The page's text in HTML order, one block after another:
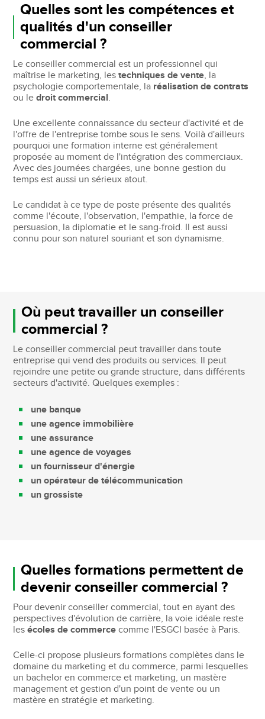
Quelles sont les compétences et
qualités d'un conseiller
commercial ?
Le conseiller commercial est un professionnel qui
maîtrise le marketing, lestechniques de vente, la
psychologie comportementale, la réalisation de contrats
ou ledroit commercial.
Une excellente connaissance du secteur d'activité et de
l'offre de l'entreprise tombe sous le sens. Voilà d'ailleurs
pourquoi une formation interne est généralement
proposée au moment de l'intégration des commerciaux.
Avec des journées chargées, une bonne gestion du
temps est aussi un sérieux atout.
Le candidat à ce type de poste présente des qualités
comme l'écoute, l'observation, l'empathie, la force de
persuasion, la diplomatie et le sang-froid. Il est aussi
connu pour son naturel souriant et son dynamisme.
Où peut travailler un conseiller
commercial ?
Le conseiller commercial peut travailler dans toute
entreprise qui vend des produits ou services. Il peut
rejoindre une petite ou grande structure, dans différents
secteurs d'activité. Quelques exemples :
une banque
une agence immobilière
une assurance
une agence de voyages
un fournisseur d'énergie
un opérateur de télécommunication
un grossiste
Quelles formations permettent de
devenir conseiller commercial ?
Pour devenir conseiller commercial, tout en ayant des
perspectives d'évolution de carrière, la voie idéale reste
lesécoles de commerce comme l'ESGCI basée à Paris.
Celle-ci propose plusieurs formations complètes dans le
domaine du marketing et du commerce, parmi lesquelles
un bachelor en commerce et marketing, un mastère
management et gestion d'un point de vente ou un
mastère en stratégie et marketing.